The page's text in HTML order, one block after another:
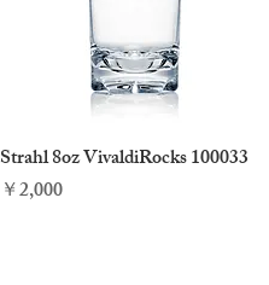
クイックビュー
Strahl 8oz VivaldiRocks 100033
価格
￥2,000